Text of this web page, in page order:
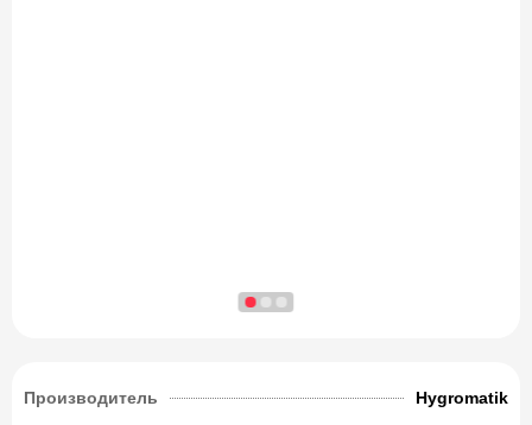
Производитель Hygromatik